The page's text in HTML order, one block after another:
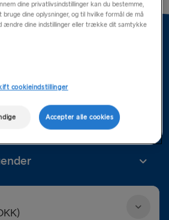
dine privatlivsindstillinger kan du bestemme,
dine oplysninger, og til hvilke formål de må
ændre dine indstillinger eller trække dit samtykke
cookieindstillinger
Accepter alle cookies